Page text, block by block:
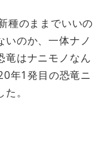
種のままでいいの
いのか、一体ナノ
竜はナニモノなん
年1発目の恐竜ニ
。